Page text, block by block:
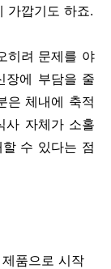
가깝기도 하죠.
히려 문제를 야
장에 부담을 줄
은 체내에 축적
사 자체가 소홀
수 있다는 점
품으로 시작